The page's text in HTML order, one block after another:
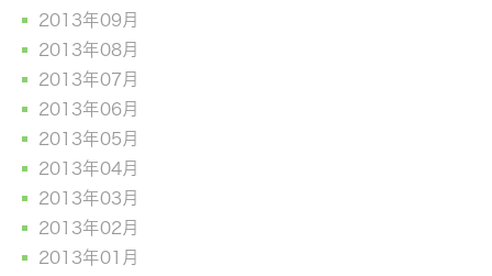
2013年09月
2013年08月
2013年07月
2013年06月
2013年05月
2013年04月
2013年03月
2013年02月
2013年01月